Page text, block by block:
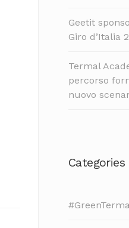
Geetit
Giro d’Italia
Termal
percorso
nuovo
Categories